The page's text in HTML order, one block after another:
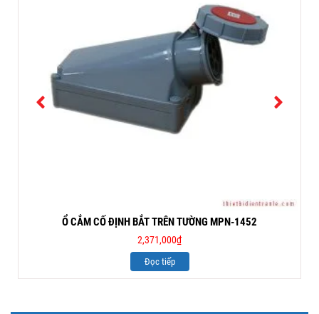
Ổ CẮM CỐ ĐỊNH BẮT TRÊN TƯỜNG MPN-1452
2,371,000₫
Đọc tiếp